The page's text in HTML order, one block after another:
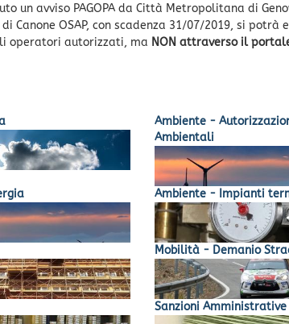
un avviso PAGOPA da Città Metropolitana di
Canone OSAP, con scadenza 31/07/2019, si potrà
operatori autorizzati, ma NON attraverso il
Ambiente -
Ambientali
Ambiente - Impianti
Mobilità - Demanio
Sanzioni Amministrative